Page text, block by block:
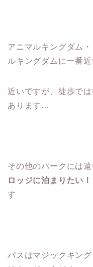
アニマルキングダム
ルキングダムに一番
近いですが、徒歩で
あります…
その他のパークには遠
ロッジに泊まりたい！
す
バスはマジックキン